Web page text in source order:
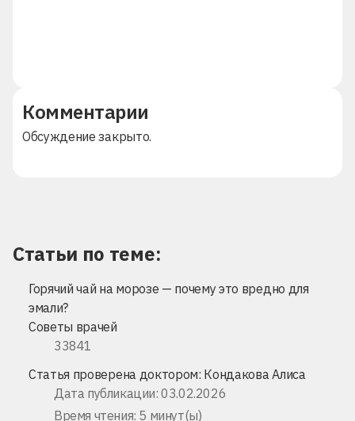
Комментарии
Обсуждение закрыто.
Статьи по теме:
Горячий чай на морозе — почему это вредно для
эмали?
Советы врачей
33841
Статья проверена доктором: Кондакова Алиса
Дата публикации: 03.02.2026
Время чтения: 5 минут(ы)